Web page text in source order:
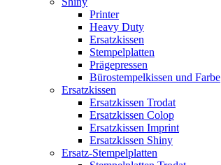
Printer
Heavy Duty
Ersatzkissen
Stempelplatten
Prägepressen
Bürostempelkissen und Farbe
Ersatzkissen
Ersatzkissen Trodat
Ersatzkissen Colop
Ersatzkissen Imprint
Ersatzkissen Shiny
Ersatz-Stempelplatten